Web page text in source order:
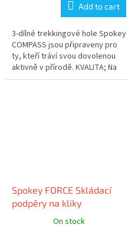
Add to cart
3-dílné trekkingové hole Spokey
COMPASS jsou připraveny pro
ty, kteří tráví svou dovolenou
aktivně v přírodě. KVALITA; Na
naše produkty klademe velmi
Spokey FORCE Skládací
podpěry na kliky
On stock